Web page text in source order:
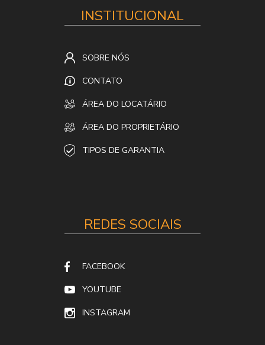
INSTITUCIONAL
SOBRE NÓS
CONTATO
ÁREA DO LOCATÁRIO
ÁREA DO PROPRIETÁRIO
TIPOS DE GARANTIA
REDES SOCIAIS
FACEBOOK
YOUTUBE
INSTAGRAM